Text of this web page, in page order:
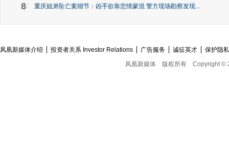
8 重庆姐弟坠亡案细节：凶手欲靠悲情蒙混 警方现场勘察发现...
凤凰新媒体介绍 投资者关系 Investor Relations 广告服务 诚征英才
保护隐
凤凰新媒体
版权所有 Copyright ©